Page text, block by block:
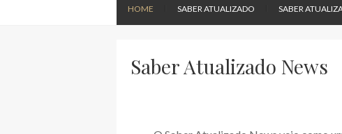
HOME SABER ATUALIZADO SABER
Saber Atualizado News